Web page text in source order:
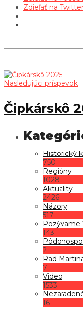
Zdieľať na Twitter
Nasledujúci príspevok
Čipkárskô
Historický
750
Regióny
1028
Aktuality
2426
Názory
517
Pozývame
143
2
Rad
7
Video
1533
16